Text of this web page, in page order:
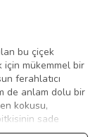
bu çiçek
için mükemmel bir
ferahlatıcı
de anlam dolu bir
kokusu,
sade
aranjman,